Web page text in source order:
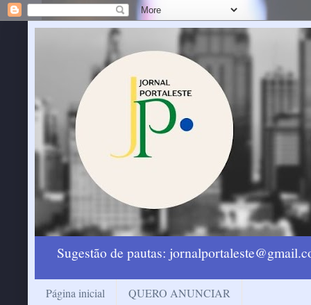
Sugestão de pautas:
Página inicial QUERO ANUNCIAR